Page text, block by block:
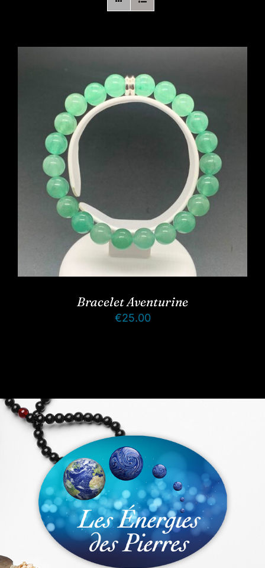
Bracelet Aventurine
€25.00